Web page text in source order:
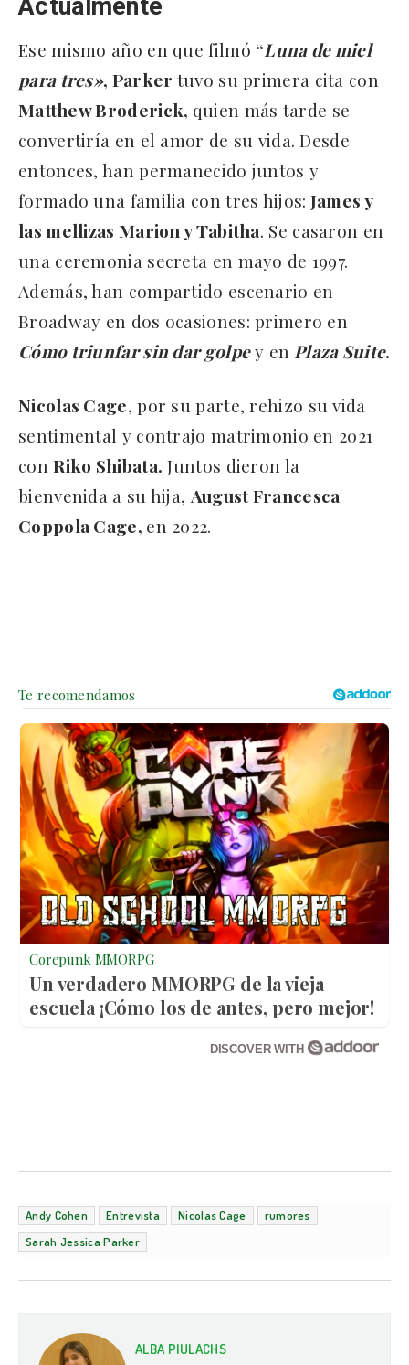
Actualmente
Ese mismo año en que filmó “Luna de miel
para tres», Parker tuvo su primera cita con
Matthew Broderick, quien más tarde se
convertiría en el amor de su vida. Desde
entonces, han permanecido juntos y
formado una familia con tres hijos: James y
las mellizas Marion y Tabitha. Se casaron en
una ceremonia secreta en mayo de 1997.
Además, han compartido escenario en
Broadway en dos ocasiones: primero en
Cómo triunfar sin dar golpey en Plaza Suite.
Nicolas Cage, por su parte, rehizo su vida
sentimental y contrajo matrimonio en 2021
conRiko Shibata. Juntos dieron la
bienvenida a su hija, August Francesca
Coppola Cage, en 2022.
Corepunk MMORPG
Un verdadero MMORPG de la vieja
escuela ¡Cómo los de antes, pero mejor!
DISCOVER WITH
Andy Cohen Entrevista Nicolas Cage
rumores
Sarah Jessica Parker
ALBA PIULACHS